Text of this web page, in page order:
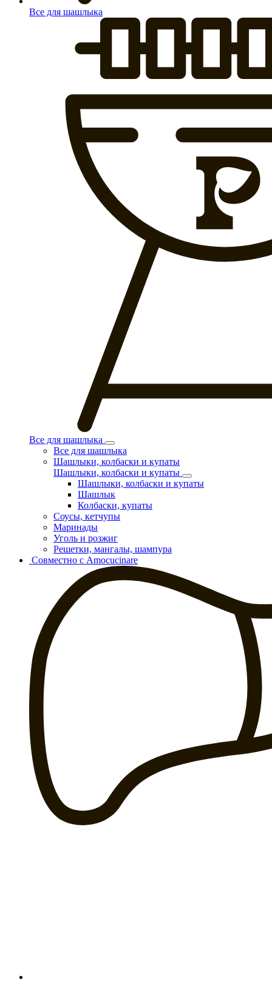
Все для шашлыка
Все для шашлыка
Все для шашлыка
Шашлыки, колбаски и купаты
Шашлыки, колбаски и купаты
Шашлыки, колбаски и купаты
Шашлык
Колбаски, купаты
Соусы, кетчупы
Маринады
Уголь и розжиг
Решетки, мангалы, шампура
Совместно с Amocucinare